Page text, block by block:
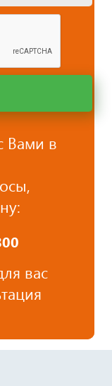
Вами в
вас